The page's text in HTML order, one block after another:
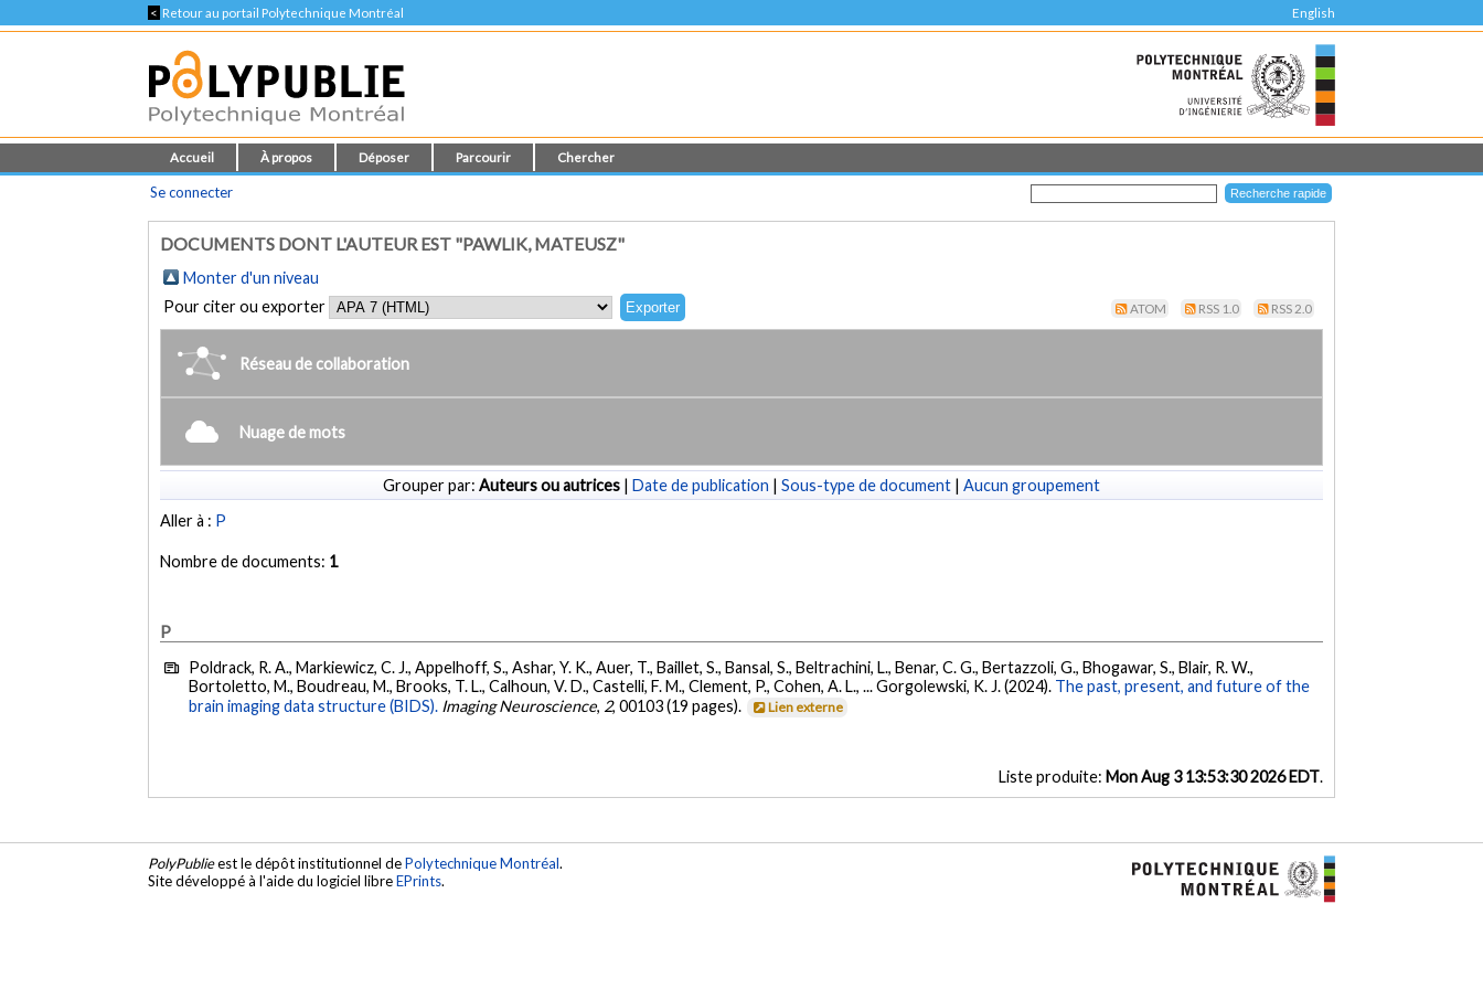
< Retour au portail Polytechnique Montréal English
Accueil À propos Déposer Parcourir Chercher
Se connecter
DOCUMENTS DONT L'AUTEUR EST "PAWLIK, MATEUSZ"
Monter d'un niveau
Pour citer ou exporter
ATOM RSS 1.0 RSS 2.0
Réseau de collaboration
Nuage de mots
Grouper par: Auteurs ou autrices | Date de publication | Sous-type de document | Aucun groupement
Aller à : P
Nombre de documents: 1
P
Poldrack, R. A., Markiewicz, C. J., Appelhoff, S., Ashar, Y. K., Auer, T., Baillet, S., Bansal, S., Beltrachini, L., Benar, C. G., Bertazzoli, G., Bhogawar, S., Blair, R. W.,
Bortoletto, M., Boudreau, M., Brooks, T. L., Calhoun, V. D., Castelli, F. M., Clement, P., Cohen, A. L., ... Gorgolewski, K. J. (2024). The past, present, and future of the
brain imaging data structure (BIDS). Imaging Neuroscience, 2, 00103 (19 pages). Lien externe
Liste produite: Mon Aug 3 13:53:30 2026 EDT.
PolyPublieest le dépôt institutionnel dePolytechnique Montréal.
Site développé à l'aide du logiciel libreEPrints.